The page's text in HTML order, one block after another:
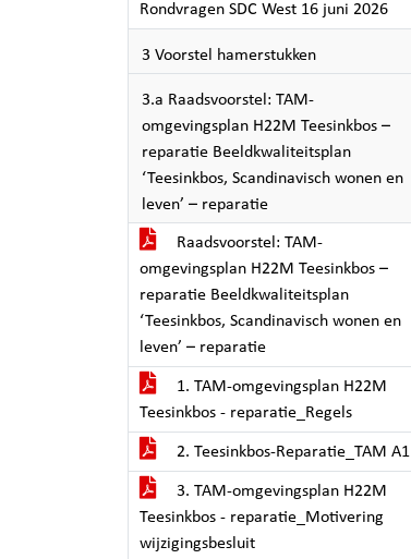
Rondvragen SDC West 16 juni 2026
3 Voorstel hamerstukken
3.a Raadsvoorstel: TAM-
omgevingsplan H22M Teesinkbos –
reparatie Beeldkwaliteitsplan
‘Teesinkbos, Scandinavisch wonen en
leven’ – reparatie
Raadsvoorstel: TAM-
omgevingsplan H22M Teesinkbos –
reparatie Beeldkwaliteitsplan
‘Teesinkbos, Scandinavisch wonen en
leven’ – reparatie
1. TAM-omgevingsplan H22M
Teesinkbos - reparatie_Regels
2. Teesinkbos-Reparatie_TAM A1
3. TAM-omgevingsplan H22M
Teesinkbos - reparatie_Motivering
wijzigingsbesluit